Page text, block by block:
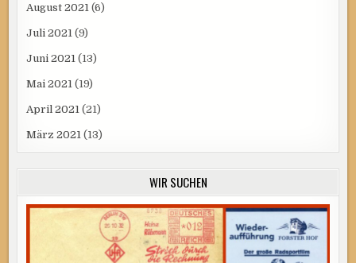
August 2021 (6)
Juli 2021 (9)
Juni 2021 (13)
Mai 2021 (19)
April 2021 (21)
März 2021 (13)
WIR SUCHEN